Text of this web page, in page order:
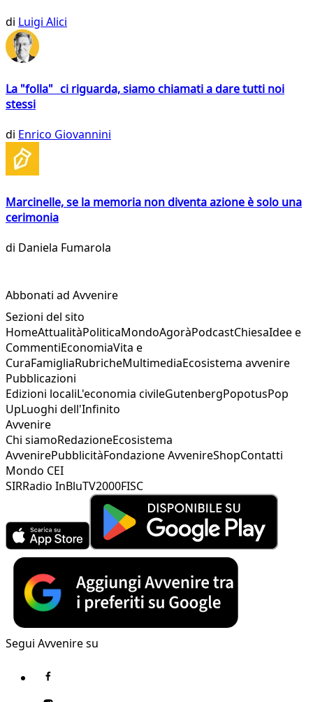
di Luigi Alici
La "folla" ci riguarda, siamo chiamati a dare tutti noi
stessi
di Enrico Giovannini
Marcinelle, se la memoria non diventa azione è solo una
cerimonia
di Daniela Fumarola
Abbonati ad Avvenire
Sezioni del sito
HomeAttualitàPoliticaMondoAgoràPodcastChiesaIdee e
CommentiEconomiaVita e
CuraFamigliaRubricheMultimediaEcosistema avvenire
Pubblicazioni
Edizioni localiL'economia civileGutenbergPopotusPop
UpLuoghi dell'Infinito
Avvenire
Chi siamoRedazioneEcosistema
AvvenirePubblicitàFondazione AvvenireShopContatti
Mondo CEI
SIRRadio InBluTV2000FISC
Segui Avvenire su